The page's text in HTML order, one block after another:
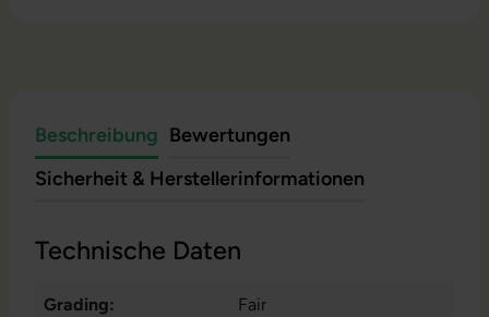
Beschreibung Bewertungen
Sicherheit & Herstellerinformationen
Technische Daten
Grading: Fair